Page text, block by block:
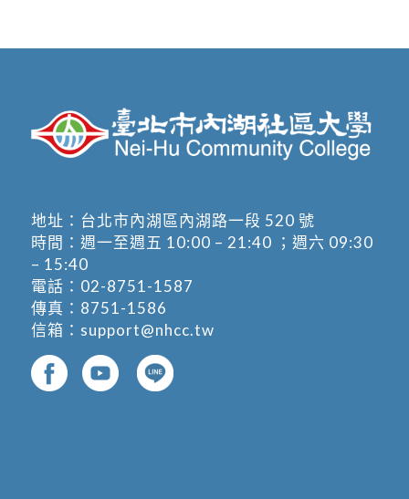
地址： 台北市內湖區內湖路一段 520 號
時間：週一至週五 10:00 – 21:40 ；週六 09:30
– 15:40
電話： 02-8751-1587
傳真：8751-1586
信箱： support@nhcc.tw